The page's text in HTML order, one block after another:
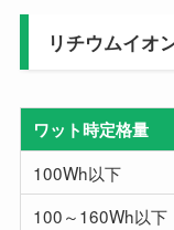
リチウムイオ
ワット時定格量
100Wh以下
100～160Wh以下